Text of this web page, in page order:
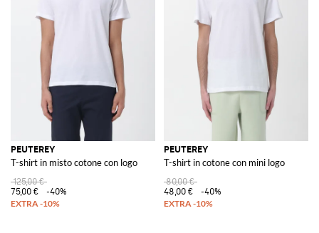
PEUTEREY
T-shirt in misto cotone con logo
125,00 €
75,00 €
-40%
PEUTEREY
T-shirt in cotone con mini logo
80,00 €
48,00 €
-40%